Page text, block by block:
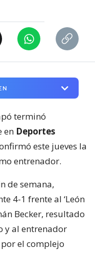
terminó
en Deportes
este jueves la
entrenador.
de semana,
4-1 frente al ‘León
Becker, resultado
y al entrenador
el complejo